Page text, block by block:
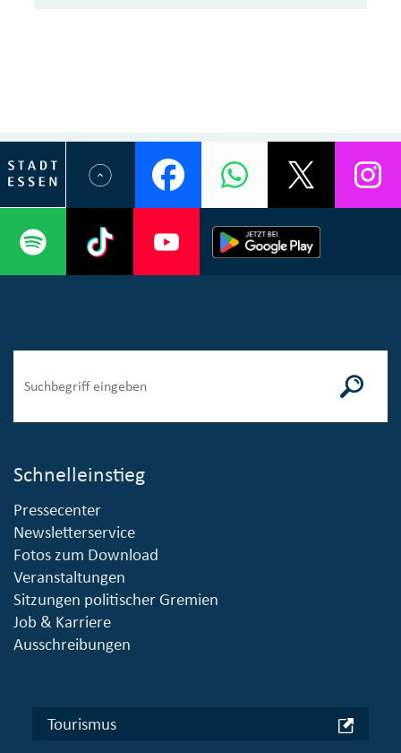
Schnelleinstieg
Pressecenter
Newsletterservice
Fotos zum Download
Veranstaltungen
Sitzungen politischer Gremien
Job & Karriere
Ausschreibungen
Tourismus